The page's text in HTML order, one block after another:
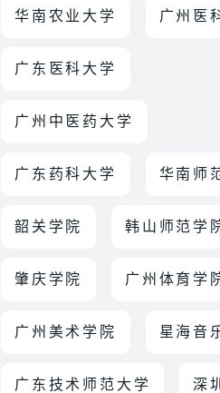
华南农业大学 广州医
广东医科大学
广州中医药大学
广东药科大学 华南师
韶关学院 韩山师范学
肇庆学院 广州体育学
广州美术学院 星海音
广东技术师范大学 深